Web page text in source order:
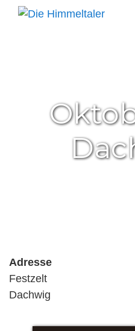
Adresse
Festzelt
Dachwig